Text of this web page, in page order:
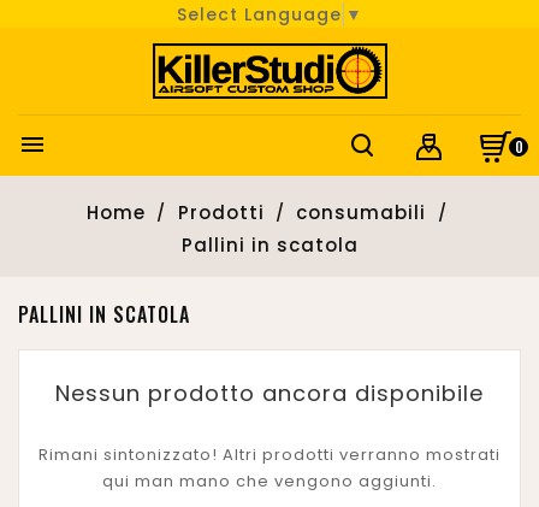
Select Language ▼
 0
Home Prodotti
consumabili
Pallini in scatola
PALLINI IN SCATOLA
Nessun prodotto ancora disponibile
Rimani sintonizzato! Altri prodotti verranno mostrati
qui man mano che vengono aggiunti.